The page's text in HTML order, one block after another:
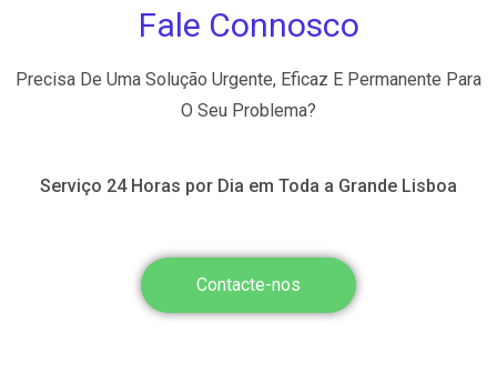
Fale Connosco
Precisa De Uma Solução Urgente, Eficaz E Permanente Para
O Seu Problema?
Serviço 24 Horas por Dia em Toda a Grande Lisboa
Contacte-nos